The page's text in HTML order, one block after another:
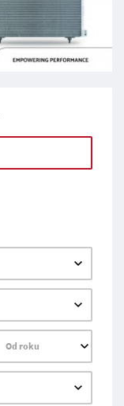
Od roku